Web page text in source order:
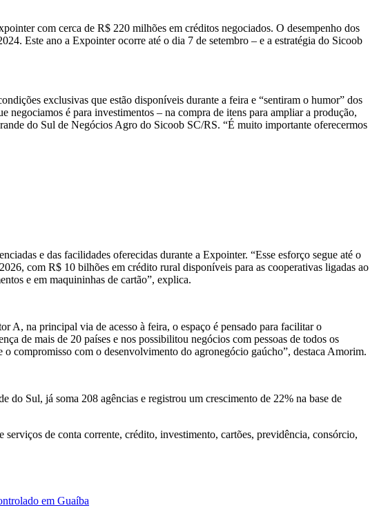
com cerca de R$ 220 milhões em créditos negociados. O desempenho dos
Este ano a Expointer ocorre até o dia 7 de setembro – e a estratégia do Sicoob
exclusivas que estão disponíveis durante a feira e “sentiram o humor” dos
negociamos é para investimentos – na compra de itens para ampliar a produção,
do Sul de Negócios Agro do Sicoob SC/RS. “É muito importante oferecermos
e das facilidades oferecidas durante a Expointer. “Esse esforço segue até o
com R$ 10 bilhões em crédito rural disponíveis para as cooperativas ligadas ao
e em maquininhas de cartão”, explica.
A, na principal via de acesso à feira, o espaço é pensado para facilitar o
de mais de 20 países e nos possibilitou negócios com pessoas de todos os
compromisso com o desenvolvimento do agronegócio gaúcho”, destaca Amorim.
Sul, já soma 208 agências e registrou um crescimento de 22% na base de
de conta corrente, crédito, investimento, cartões, previdência, consórcio,